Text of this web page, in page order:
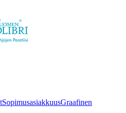
SopimusasiakkuusGraafinen